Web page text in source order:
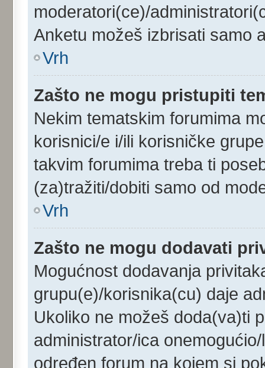
moderatori(ce)/
Anketu možeš izbrisati samo
Vrh
Zašto ne mogu pristupiti
Nekim tematskim forumima
korisnici/e i/ili korisničke
takvim forumima treba ti
(za)tražiti/dobiti samo od
Vrh
Zašto ne mogu dodavati
Mogućnost dodavanja
grupu(e)/korisnika(cu) daje
Ukoliko ne možeš doda(va)ti
administrator/ica
određen forum na kojem si